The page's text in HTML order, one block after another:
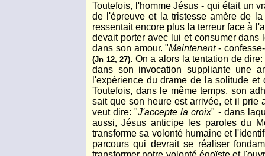
Toutefois, l'homme Jésus - qui était un
de l'épreuve et la tristesse amère de
ressentait encore plus la terreur face à
devait porter avec lui et consumer dans
dans son amour. "Maintenant-
(Jn 12, 27). On a alors la tentation de dire:
dans son invocation suppliante une
l'expérience du drame de la solitude
Toutefois, dans le même temps, son
sait que son heure est arrivée, et il prie
veut dire: "J'accepte la croix" - dans
aussi, Jésus anticipe les paroles du
transforme sa volonté humaine et
parcours qui devrait se réaliser